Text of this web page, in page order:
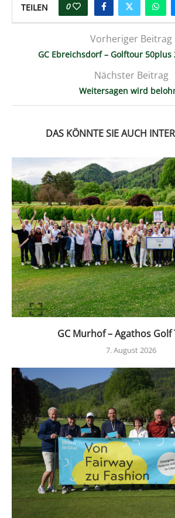
TEILEN 0
Vorheriger Beitrag
GC Ebreichsdorf – Golftour 50plus
Nächster Beitrag
Weitersagen wird
DAS KÖNNTE SIE AUCH
GC Murhof – Agathos
7. August 2026